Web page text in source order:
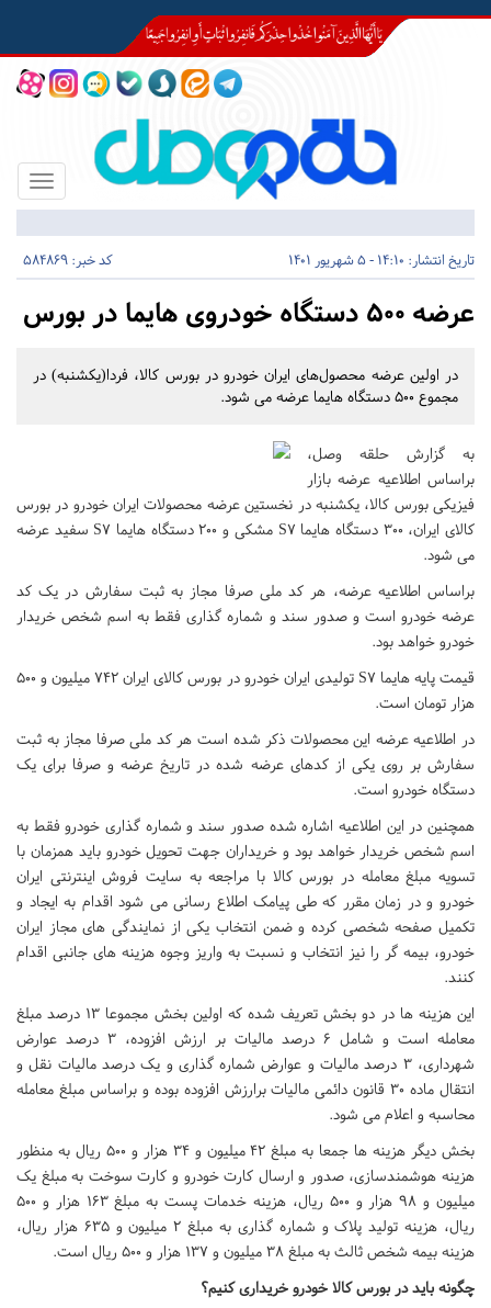
Toggle
تاریخ انتشار: 14:10 - 5 شهریور 1401 کد خبر: 584869
عرضه ۵۰۰ دستگاه خودروی هایما در بورس
در اولین عرضه محصول‌های ایران خودرو در بورس کالا، فردا(یکشنبه) در
مجموع ۵۰۰ دستگاه هایما عرضه می شود.
به گزارش حلقه وصل،
براساس اطلاعیه عرضه بازار
فیزیکی بورس کالا، یکشنبه در نخستین عرضه محصولات ایران خودرو در بورس
کالای ایران، ۳۰۰ دستگاه هایما S۷ مشکی و ۲۰۰ دستگاه هایما S۷ سفید عرضه
می شود.
براساس اطلاعیه عرضه، هر کد ملی صرفا مجاز به ثبت سفارش در یک کد
عرضه خودرو است و صدور سند و شماره گذاری فقط به اسم شخص خریدار
خودرو خواهد بود.
قیمت پایه هایما S۷ تولیدی ایران خودرو در بورس کالای ایران ۷۴۲ میلیون و ۵۰۰
هزار تومان است.
در اطلاعیه عرضه این محصولات ذکر شده است هر کد ملی صرفا مجاز به ثبت
سفارش بر روی یکی از کدهای عرضه شده در تاریخ عرضه و صرفا برای یک
دستگاه خودرو است.
همچنین در این اطلاعیه اشاره شده صدور سند و شماره گذاری خودرو فقط به
اسم شخص خریدار خواهد بود و خریداران جهت تحویل خودرو باید همزمان با
تسویه مبلغ معامله در بورس کالا با مراجعه به سایت فروش اینترنتی ایران
خودرو و در زمان مقرر که طی پیامک اطلاع رسانی می شود اقدام به ایجاد و
تکمیل صفحه شخصی کرده و ضمن انتخاب یکی از نمایندگی های مجاز ایران
خودرو، بیمه گر را نیز انتخاب و نسبت به واریز وجوه هزینه های جانبی اقدام
کنند.
این هزینه ها در دو بخش تعریف شده که اولین بخش مجموعا ۱۳ درصد مبلغ
معامله است و شامل ۶ درصد مالیات بر ارزش افزوده، ۳ درصد عوارض
شهرداری، ۳ درصد مالیات و عوارض شماره گذاری و یک درصد مالیات نقل و
انتقال ماده ۳۰ قانون دائمی مالیات برارزش افزوده بوده و براساس مبلغ معامله
محاسبه و اعلام می شود.
بخش دیگر هزینه ها جمعا به مبلغ ۴۲ میلیون و ۳۴ هزار و ۵۰۰ ریال به منظور
هزینه هوشمندسازی، صدور و ارسال کارت خودرو و کارت سوخت به مبلغ یک
میلیون و ۹۸ هزار و ۵۰۰ ریال، هزینه خدمات پست به مبلغ ۱۶۳ هزار و ۵۰۰
ریال، هزینه تولید پلاک و شماره گذاری به مبلغ ۲ میلیون و ۶۳۵ هزار ریال،
هزینه بیمه شخص ثالث به مبلغ ۳۸ میلیون و ۱۳۷ هزار و ۵۰۰ ریال است.
چگونه باید در بورس کالا خودرو خریداری کنیم؟